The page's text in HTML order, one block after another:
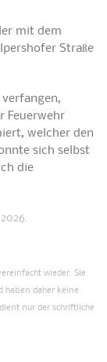
mit dem
Straße
verfangen,
Feuerwehr
welcher den
sich selbst
die
wieder. Sie
haben daher keine
nur der schriftliche